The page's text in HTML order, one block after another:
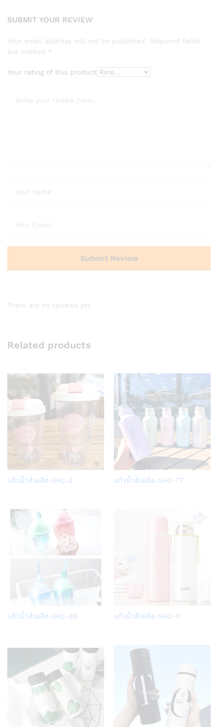
SUBMIT YOUR REVIEW
Your email address will not be published. Required fields
are marked *
Your rating of this product
There are no reviews yet.
Related products
Add
list
แก้วน้ำสั่งผลิต GHC-2
Add
แก้วน้ำสั่งผลิต GHC-77
Add
แก้วน้ำสั่งผลิต GHC-80
Add
แก้วน้ำสั่งผลิต GHC-11